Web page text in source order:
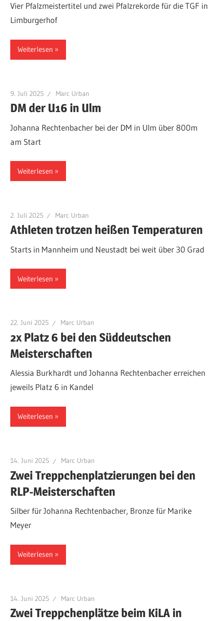
Vier Pfalzmeistertitel und zwei Pfalzrekorde für die TGF in
Limburgerhof
Weiterlesen
9. Juli 2025 Marc Urban
DM der U16 in Ulm
Johanna Rechtenbacher bei der DM in Ulm über 800m
am Start
Weiterlesen
2. Juli 2025 Marc Urban
Athleten trotzen heißen Temperaturen
Starts in Mannheim und Neustadt bei weit über 30 Grad
Weiterlesen
22. Juni 2025 Marc Urban
2x Platz 6 bei den Süddeutschen
Meisterschaften
Alessia Burkhardt und Johanna Rechtenbacher erreichen
jeweils Platz 6 in Kandel
Weiterlesen
14. Juni 2025 Marc Urban
Zwei Treppchenplatzierungen bei den
RLP-Meisterschaften
Silber für Johanna Rechtenbacher, Bronze für Marike
Meyer
Weiterlesen
14. Juni 2025 Marc Urban
Zwei Treppchenplätze beim KiLA in